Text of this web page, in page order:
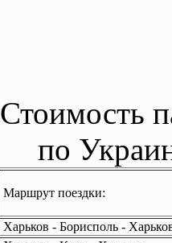
Стоимость
по
Маршрут поездки:
Харьков - Борисполь -